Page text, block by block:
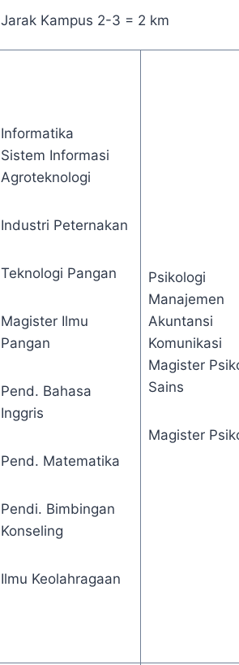
Jarak Kampus 2-3 = 2 km
Informatika
Sistem Informasi
Agroteknologi
Industri Peternakan
Teknologi Pangan
Magister Ilmu
Pangan
Pend. Bahasa
Inggris
Pend. Matematika
Pendi. Bimbingan
Konseling
Ilmu Keolahragaan
Psikologi
Manajemen
Akuntansi
Komunikasi
Magister
Sains
Magister